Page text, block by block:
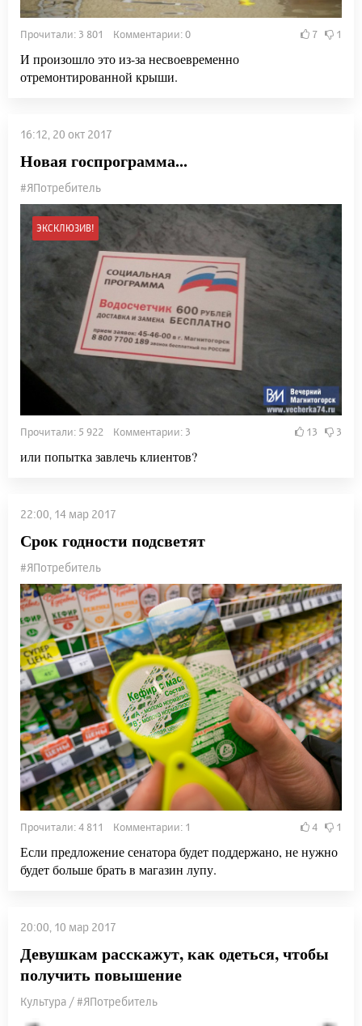
Прочитали: 3 801 Комментарии: 0 7 1
И произошло это из-за несвоевременно
отремонтированной крыши.
16:12, 20 окт 2017
Новая госпрограмма...
#ЯПотребитель
ЭКСКЛЮЗИВ!
Прочитали: 5 922 Комментарии: 3 13 3
или попытка завлечь клиентов?
22:00, 14 мар 2017
Срок годности подсветят
#ЯПотребитель
Прочитали: 4 811 Комментарии: 1 4 1
Если предложение сенатора будет поддержано, не нужно
будет больше брать в магазин лупу.
20:00, 10 мар 2017
Девушкам расскажут, как одеться, чтобы
получить повышение
Культура / #ЯПотребитель